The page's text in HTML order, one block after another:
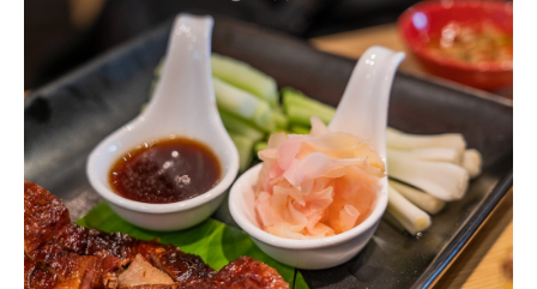
烤鴨搭配的不是甜麵醬，有稍稍的一點不習
慣，但是搭配紅薑片也是不錯的，吃起來還
算合胃口。